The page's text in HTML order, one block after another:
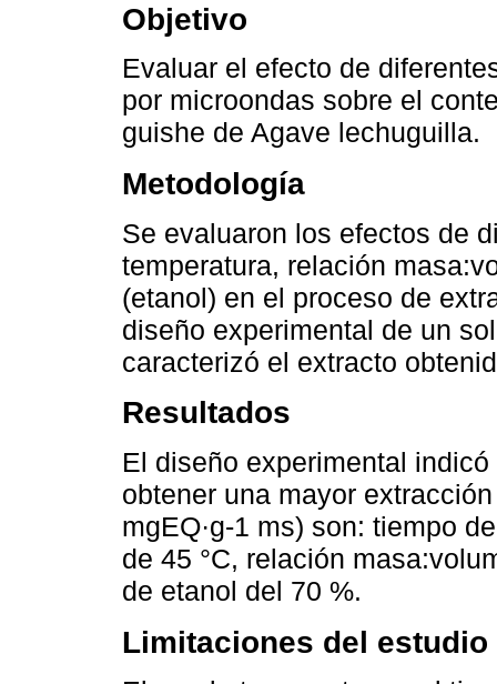
Objetivo
Evaluar el efecto de
por microondas sobre el
guishe de Agave lechuguilla.
Metodología
Se evaluaron los efectos de
temperatura, relación
(etanol) en el proceso de
diseño experimental de un
caracterizó el extracto
Resultados
El diseño experimental
obtener una mayor
mgEQ·g-1 ms) son: tiempo
de 45 °C, relación
de etanol del 70 %.
Limitaciones del estudio